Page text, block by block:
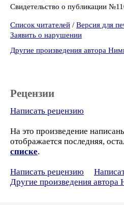
Свидетельство о публикации
Список читателей / Версия для
Заявить о нарушении
Другие произведения автора
Рецензии
Написать рецензию
На это произведение
отображается последняя,
списке.
Написать рецензию
Другие произведения автора